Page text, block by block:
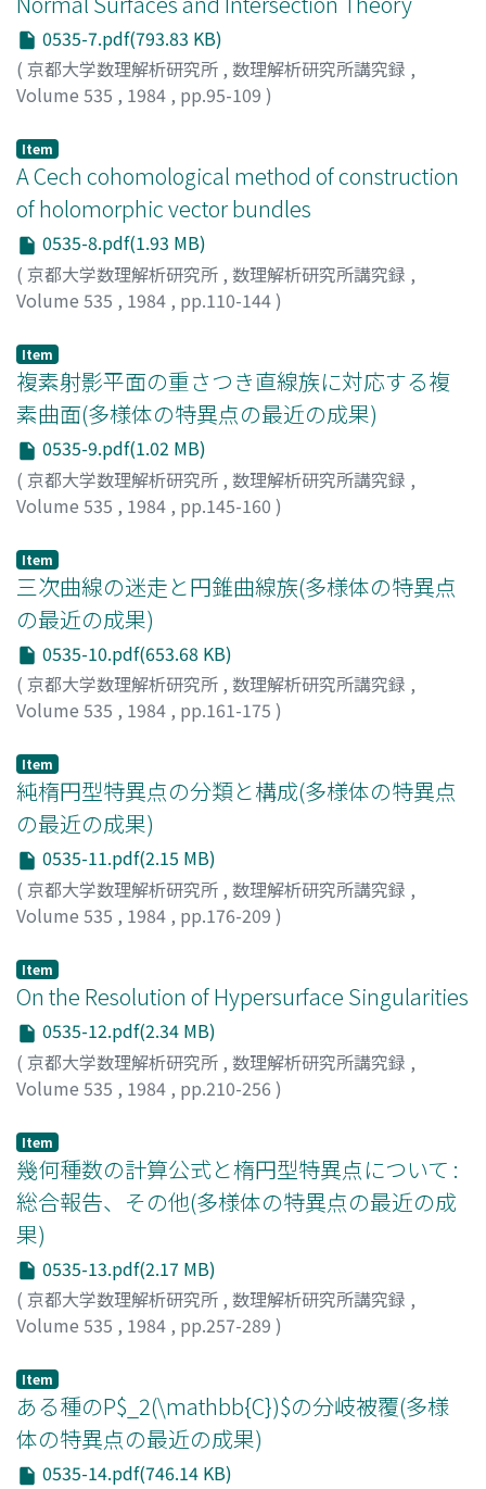
0535-7.pdf(793.83 KB)
( 京都大学数理解析研究所 , 数理解析研究所講究録 ,
Volume 535 , 1984 , pp.95-109 )
Item
A Cech cohomological method of construction
of holomorphic vector bundles
0535-8.pdf(1.93 MB)
( 京都大学数理解析研究所 , 数理解析研究所講究録 ,
Volume 535 , 1984 , pp.110-144)
Item
複素射影平面の重さつき直線族に対応する複
素曲面(多様体の特異点の最近の成果)
0535-9.pdf(1.02 MB)
( 京都大学数理解析研究所 , 数理解析研究所講究録 ,
Volume 535 , 1984 , pp.145-160 )
Item
三次曲線の迷走と円錐曲線族(多様体の特異点
の最近の成果)
0535-10.pdf(653.68 KB)
( 京都大学数理解析研究所 , 数理解析研究所講究録 ,
Volume 535 , 1984 , pp.161-175 )
Item
純楕円型特異点の分類と構成(多様体の特異点
の最近の成果)
0535-11.pdf(2.15 MB)
( 京都大学数理解析研究所 , 数理解析研究所講究録 ,
Volume 535 , 1984 , pp.176-209 )
Shihoko
Item
On the Resolution of Hypersurface Singularities
0535-12.pdf(2.34 MB)
( 京都大学数理解析研究所 , 数理解析研究所講究録 ,
Volume 535 , 1984 , pp.210-256 )
Item
幾何種数の計算公式と楕円型特異点について :
総合報告、その他(多様体の特異点の最近の成
果)
0535-13.pdf(2.17 MB)
( 京都大学数理解析研究所 , 数理解析研究所講究録 ,
Volume 535 , 1984 , pp.257-289 )
Item
ある種のP$_2(\mathbb{C})$の分岐被覆(多様
体の特異点の最近の成果)
0535-14.pdf(746.14 KB)